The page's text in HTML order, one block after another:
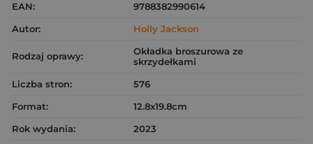
EAN:
9788382990614
Autor:
Holly Jackson
Rodzaj oprawy:
Okładka broszurowa ze
skrzydełkami
Liczba stron:
576
Format:
12.8x19.8cm
Rok wydania:
2023